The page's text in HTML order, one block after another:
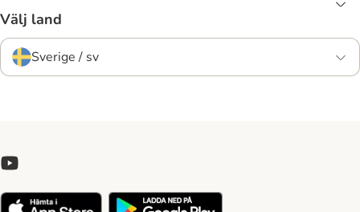
Välj land
Sverige / sv